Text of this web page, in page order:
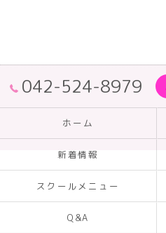
042-524-8979
ホーム
新着情報
スクールメニュー
Q&A